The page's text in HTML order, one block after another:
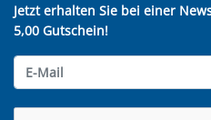
Jetzt erhalten Sie bei einer
5,00 Gutschein!